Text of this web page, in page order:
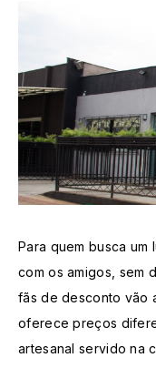
Para quem busca
com os amigos, sem
fãs de desconto vão
oferece preços
artesanal servido na